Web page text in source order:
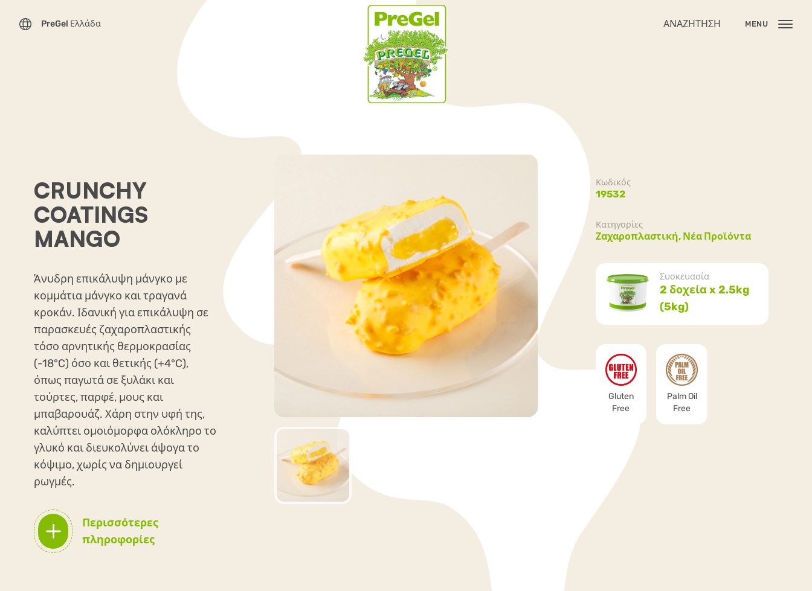
PreGel Ελλάδα ΑΝΑΖΉΤΗΣΗ MENU
CRUNCHY
COATINGS
MANGO
Άνυδρη επικάλυψη μάνγκο με
κομμάτια μάνγκο και τραγανά
κροκάν. Ιδανική για επικάλυψη σε
παρασκευές ζαχαροπλαστικής
τόσο αρνητικής θερμοκρασίας
(-18°C) όσο και θετικής (+4°C),
όπως παγωτά σε ξυλάκι και
τούρτες, παρφέ, μους και
μπαβαρουάζ. Χάρη στην υφή της,
καλύπτει ομοιόμορφα ολόκληρο το
γλυκό και διευκολύνει άψογα το
κόψιμο, χωρίς να δημιουργεί
ρωγμές.
Περισσότερες
πληροφορίες
Κωδικός
19532
Κατηγορίες
Ζαχαροπλαστική, Νέα Προϊόντα
Συσκευασία
2 δοχεία x 2.5kg
(5kg)
Gluten
Free
Palm Oil
Free